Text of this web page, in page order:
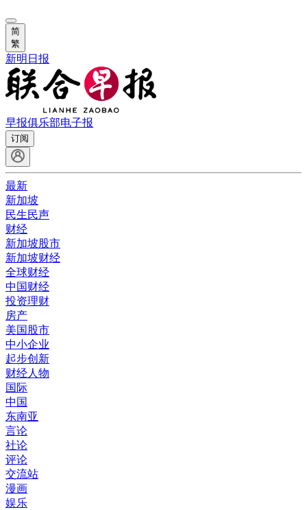
简
繁
新明日报
早报俱乐部电子报
订阅
最新
新加坡
民生民声
财经
新加坡股市
新加坡财经
全球财经
中国财经
投资理财
房产
美国股市
中小企业
起步创新
财经人物
国际
中国
东南亚
言论
社论
评论
交流站
漫画
娱乐